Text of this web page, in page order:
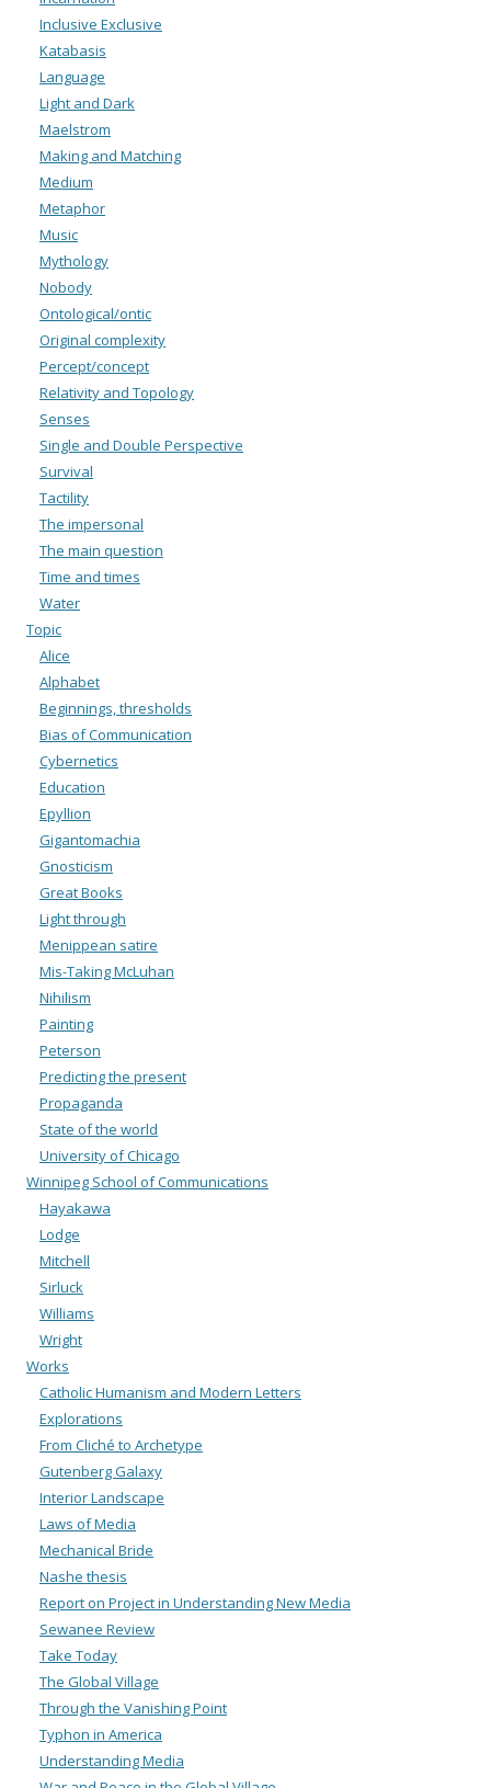
Inclusive Exclusive
Katabasis
Language
Light and Dark
Maelstrom
Making and Matching
Medium
Metaphor
Music
Mythology
Nobody
Ontological/ontic
Original complexity
Percept/concept
Relativity and Topology
Senses
Single and Double Perspective
Survival
Tactility
The impersonal
The main question
Time and times
Water
Topic
Alice
Alphabet
Beginnings, thresholds
Bias of Communication
Cybernetics
Education
Epyllion
Gigantomachia
Gnosticism
Great Books
Light through
Menippean satire
Mis-Taking McLuhan
Nihilism
Painting
Peterson
Predicting the present
Propaganda
State of the world
University of Chicago
Winnipeg School of Communications
Hayakawa
Lodge
Mitchell
Sirluck
Williams
Wright
Works
Catholic Humanism and Modern Letters
Explorations
From Cliché to Archetype
Gutenberg Galaxy
Interior Landscape
Laws of Media
Mechanical Bride
Nashe thesis
Report on Project in Understanding New Media
Sewanee Review
Take Today
The Global Village
Through the Vanishing Point
Typhon in America
Understanding Media